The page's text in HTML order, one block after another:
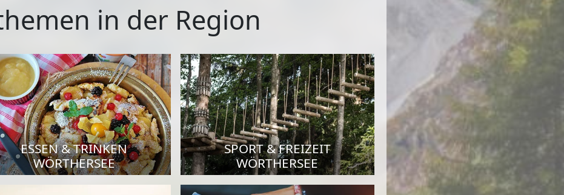
in der Region
ESSEN & TRINKEN
WÖRTHERSEE
SPORT & FREIZEIT
WÖRTHERSEE